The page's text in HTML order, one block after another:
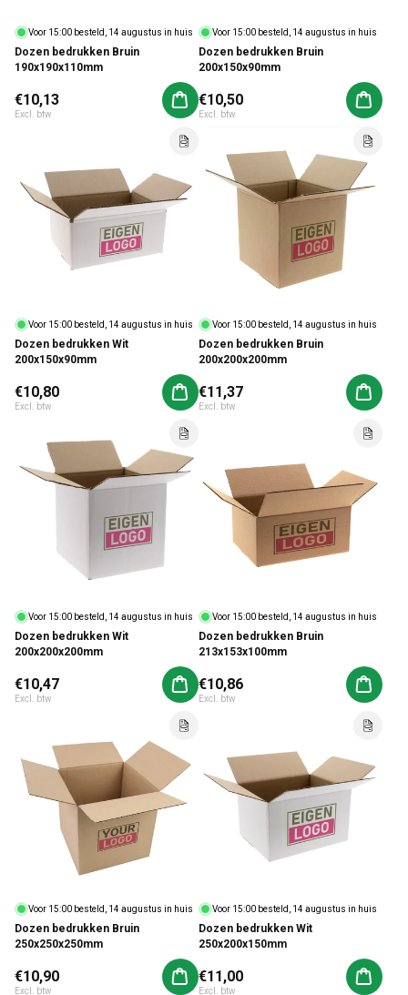
Voor 15:00 besteld, 14 augustus in huis
Dozen bedrukken Bruin
190x190x110mm
Normale prijs
€10,13
Excl. btw
Aan winkelwagen toevoegen
Voor 15:00 besteld, 14 augustus in huis
Dozen bedrukken Bruin
200x150x90mm
Normale prijs
€10,50
Excl. btw
Aan
Voor 15:00 besteld, 14 augustus in huis
Dozen bedrukken Wit
200x150x90mm
Normale prijs
€10,80
Excl. btw
Aan winkelwagen toevoegen
Voor 15:00 besteld, 14 augustus in huis
Dozen bedrukken Bruin
200x200x200mm
Normale prijs
€11,37
Excl. btw
Aan
Voor 15:00 besteld, 14 augustus in huis
Dozen bedrukken Wit
200x200x200mm
Normale prijs
€10,47
Excl. btw
Aan winkelwagen toevoegen
Voor 15:00 besteld, 14 augustus in huis
Dozen bedrukken Bruin
213x153x100mm
Normale prijs
€10,86
Excl. btw
Aan
Voor 15:00 besteld, 14 augustus in huis
Dozen bedrukken Bruin
250x250x250mm
Normale prijs
€10,90
Excl. btw
Aan winkelwagen toevoegen
Voor 15:00 besteld, 14 augustus in huis
Dozen bedrukken Wit
250x200x150mm
Normale prijs
€11,00
Excl. btw
Aan